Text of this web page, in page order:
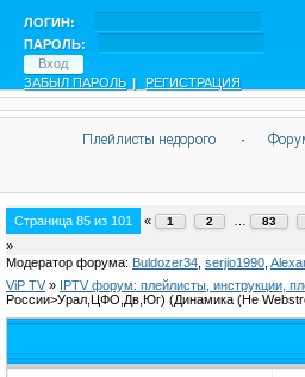
ЛОГИН:
ПАРОЛЬ:
ЗАБЫЛ ПАРОЛЬ | РЕГИСТРАЦИЯ
Плейлисты недорого ·
Страница 85 из 101 « 1 2 83
»
Модератор форума: Buldozer34 serjio1990
ViP TV » IPTV форум: плейлисты, инструкции,
России>Урал,ЦФО,Дв,Юг) (Динамика (Не